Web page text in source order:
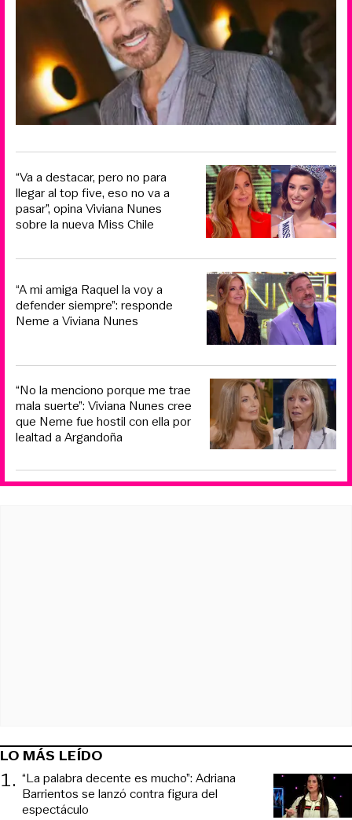
“Va a destacar, pero no para
llegar al top five, eso no va a
pasar”, opina Viviana Nunes
sobre la nueva Miss Chile
“A mi amiga Raquel la voy a
defender siempre”: responde
Neme a Viviana Nunes
“No la menciono porque me trae
mala suerte”: Viviana Nunes cree
que Neme fue hostil con ella por
lealtad a Argandoña
LO MÁS LEÍDO
1. “La palabra decente es mucho”: Adriana
Barrientos se lanzó contra figura del
espectáculo